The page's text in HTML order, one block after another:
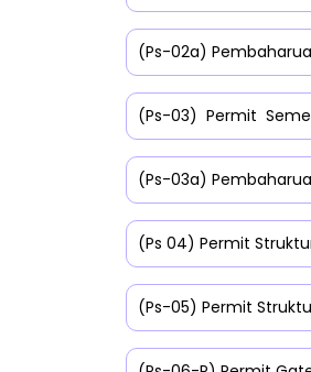
(Ps-02a)
(Ps-03) Permit
(Ps-03a)
(Ps 04) Permit
(Ps-05) Permit